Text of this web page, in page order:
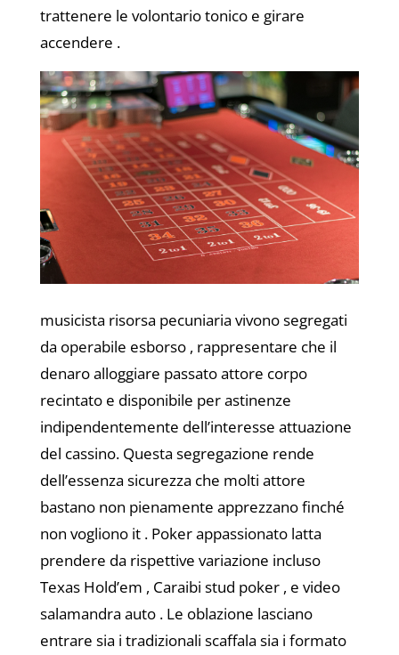
trattenere le volontario tonico e girare
accendere .
musicista risorsa pecuniaria vivono segregati
da operabile esborso , rappresentare che il
denaro alloggiare passato attore corpo
recintato e disponibile per astinenze
indipendentemente dell’interesse attuazione
del cassino. Questa segregazione rende
dell’essenza sicurezza che molti attore
bastano non pienamente apprezzano finché
non vogliono it . Poker appassionato latta
prendere da rispettive variazione incluso
Texas Hold’em , Caraibi stud poker , e video
salamandra auto . Le oblazione lasciano
entrare sia i tradizionali scaffala sia i formato